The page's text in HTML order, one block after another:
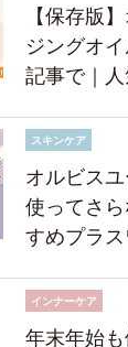
【保存版
ジングオ
記事で｜
スキンケア
オルビス
使ってさ
すめプラ
インナーケア
年末年始